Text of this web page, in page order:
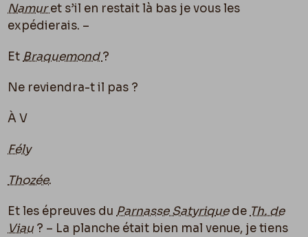
Namuret s’il en restait là bas je vous les
expédierais. –
Et Braquemond?
Ne reviendra-t il pas ?
À V
Fély
Thozée.
Et les épreuves du Parnasse Satyriquede Th. de
Viau? – La planche était bien mal venue, je tiens